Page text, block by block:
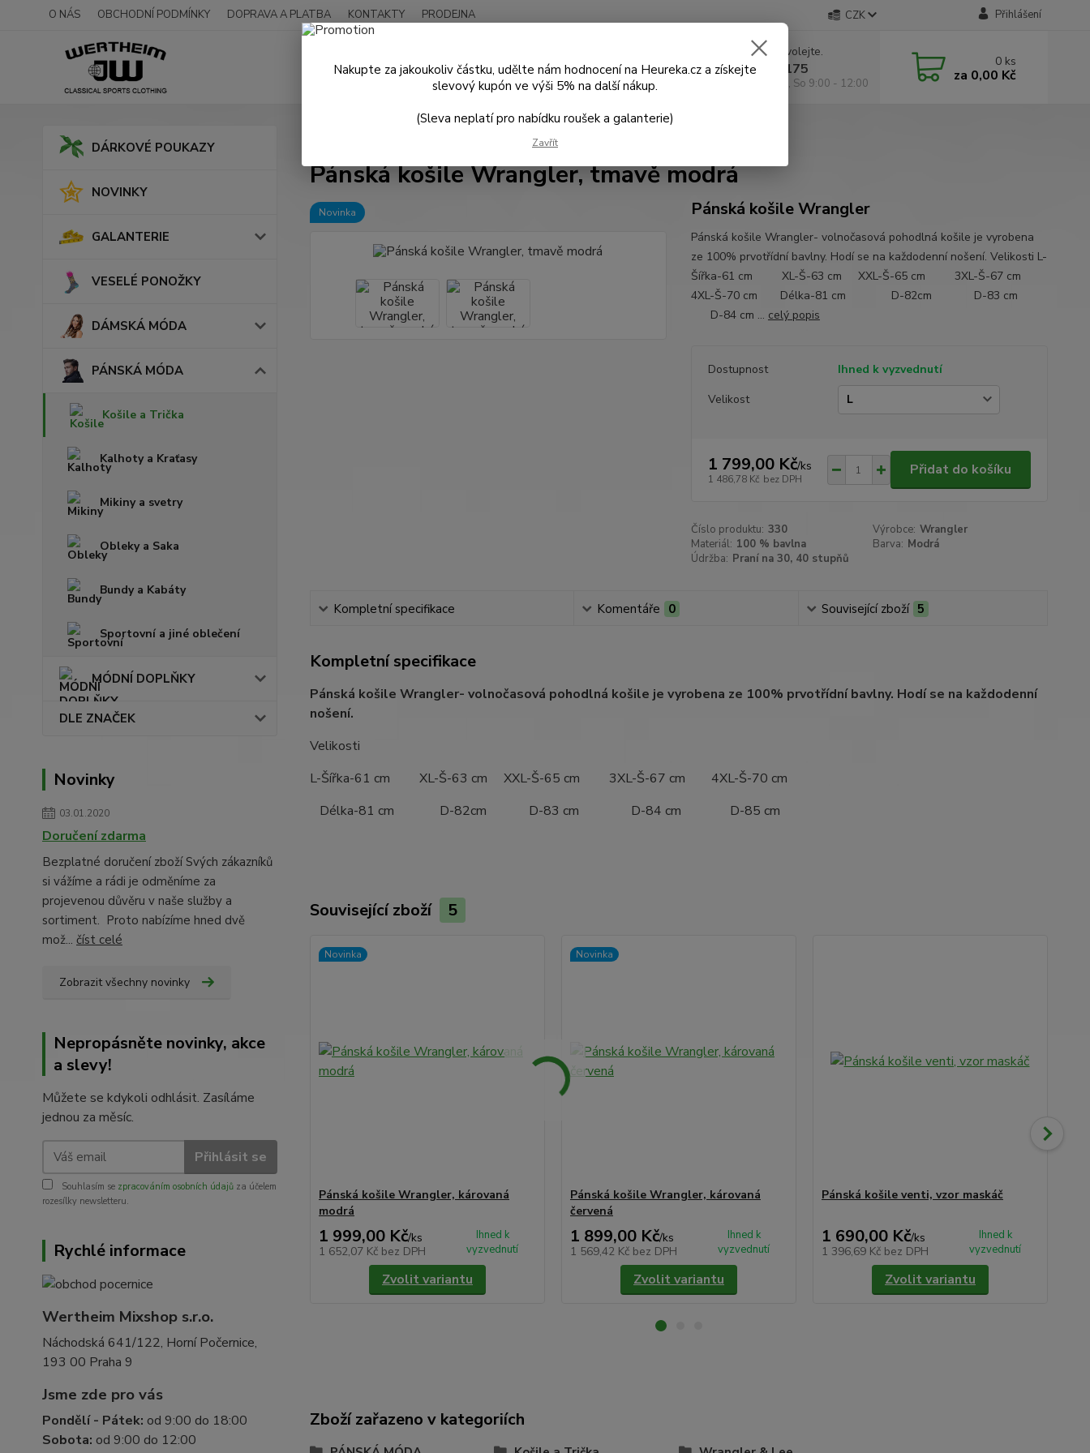
O NÁS OBCHODNÍ PODMÍNKY DOPRAVA A PLATBA KONTAKTY PRODEJNA CZK Přihlášení
Hledat
Nevíte si rady? Zavolejte.
+420 602 295 175
Po - Pá 9:00 -18:00, So 9:00 - 12:00
0 ks
za 0,00 Kč
DÁRKOVÉ POUKAZY
NOVINKY
GALANTERIE
VESELÉ PONOŽKY
DÁMSKÁ MÓDA
PÁNSKÁ MÓDA
Košile a Trička
Kalhoty a Kraťasy
Mikiny a svetry
Obleky a Saka
Bundy a Kabáty
Sportovní a jiné oblečení
MÓDNÍ DOPLŇKY
DLE ZNAČEK
Novinky
03.01.2020
Doručení zdarma
Bezplatné doručení zboží Svých zákazníků
si vážíme a rádi je odměníme za
projevenou důvěru v naše služby a
sortiment. Proto nabízíme hned dvě
mož... číst celé
Zobrazit všechny novinky
Nepropásněte novinky, akce
a slevy!
Můžete se kdykoli odhlásit. Zasíláme
jednou za měsíc.
Přihlásit se
Souhlasím se zpracováním osobních údajů za účelem
rozesílky newsletteru.
Rychlé informace
Wertheim Mixshop s.r.o.
Náchodská 641/122, Horní Počernice,
193 00 Praha 9
Jsme zde pro vás
Pondělí - Pátek: od 9:00 do 18:00
Sobota: od 9:00 do 12:00
Pánská košile Wrangler, tmavě modrá
Novinka Pánská košile Wrangler
Pánská košile Wrangler- volnočasová pohodlná košile je vyrobena
ze 100% prvotřídní bavlny. Hodí se na každodenní nošení. Velikosti L-
Šířka-61 cm XL-Š-63 cm XXL-Š-65 cm 3XL-Š-67 cm
4XL-Š-70 cm Délka-81 cm D-82cm D-83 cm
D-84 cm ... celý popis
Dostupnost
Ihned k vyzvednutí
Velikost
1 799,00 Kč/ks
1 486,78 Kč bez DPH
Přidat do košíku
Číslo produktu: 330 Výrobce: Wrangler
Materiál: 100 % bavlna Barva: Modrá
Údržba: Praní na 30, 40 stupňů
Kompletní specifikace Komentáře 0 Související zboží 5
Kompletní specifikace
Pánská košile Wrangler- volnočasová pohodlná košile je vyrobena ze 100% prvotřídní bavlny. Hodí se na každodenní
nošení.
Velikosti
L-Šířka-61 cm XL-Š-63 cm XXL-Š-65 cm 3XL-Š-67 cm 4XL-Š-70 cm
Délka-81 cm D-82cm D-83 cm D-84 cm D-85 cm
Související zboží 5
Novinka
Pánská košile Wrangler, károvaná
modrá
1 999,00 Kč/ks
1 652,07 Kč bez DPH
Ihned k
vyzvednutí
Zvolit variantu
Novinka
Pánská košile Wrangler, károvaná
červená
1 899,00 Kč/ks
1 569,42 Kč bez DPH
Ihned k
vyzvednutí
Zvolit variantu
Pánská košile venti, vzor maskáč
1 690,00 Kč/ks
1 396,69 Kč bez DPH
Ihned k
vyzvednutí
Zvolit variantu
Zboží zařazeno v kategoriích
Nakupte za jakoukoliv částku, udělte nám hodnocení na Heureka.cz a získejte
slevový kupón ve výši 5% na další nákup.
(Sleva neplatí pro nabídku roušek a galanterie)
Zavřít